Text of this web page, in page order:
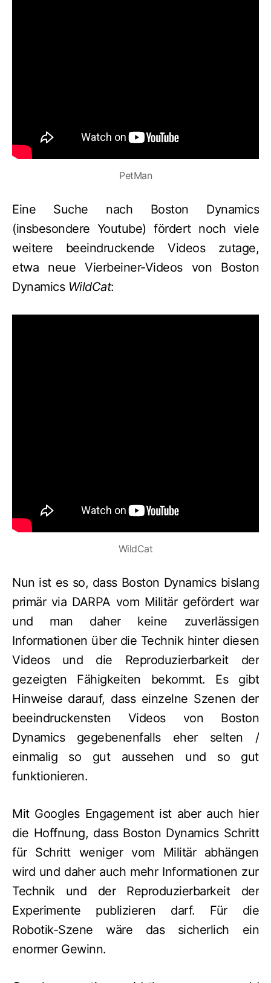
PetMan
Eine Suche nach Boston Dynamics
(insbesondere Youtube) fördert noch viele
weitere beeindruckende Videos zutage,
etwa neue Vierbeiner-Videos von Boston
Dynamics WildCat:
WildCat
Nun ist es so, dass Boston Dynamics bislang
primär via DARPA vom Militär gefördert war
und man daher keine zuverlässigen
Informationen über die Technik hinter diesen
Videos und die Reproduzierbarkeit der
gezeigten Fähigkeiten bekommt. Es gibt
Hinweise darauf, dass einzelne Szenen der
beeindruckensten Videos von Boston
Dynamics gegebenenfalls eher selten /
einmalig so gut aussehen und so gut
funktionieren.
Mit Googles Engagement ist aber auch hier
die Hoffnung, dass Boston Dynamics Schritt
für Schritt weniger vom Militär abhängen
wird und daher auch mehr Informationen zur
Technik und der Reproduzierbarkeit der
Experimente publizieren darf. Für die
Robotik-Szene wäre das sicherlich ein
enormer Gewinn.